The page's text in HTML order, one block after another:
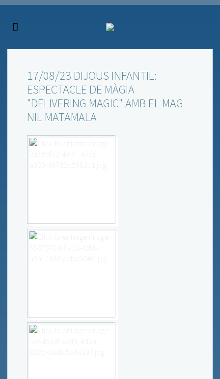
17/08/23 DIJOUS INFANTIL:
ESPECTACLE DE MÀGIA
"DELIVERING MAGIC" AMB EL MAG
NIL MATAMALA